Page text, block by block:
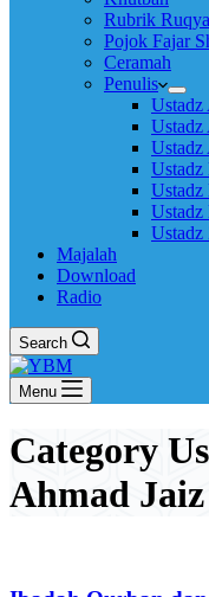
Rubrik
Pojok Fajar
Ceramah
Penulis
Ustadz
Ustadz
Ustadz
Ustadz
Majalah
Download
Radio
Search
Menu
Category
Ahmad Jaiz